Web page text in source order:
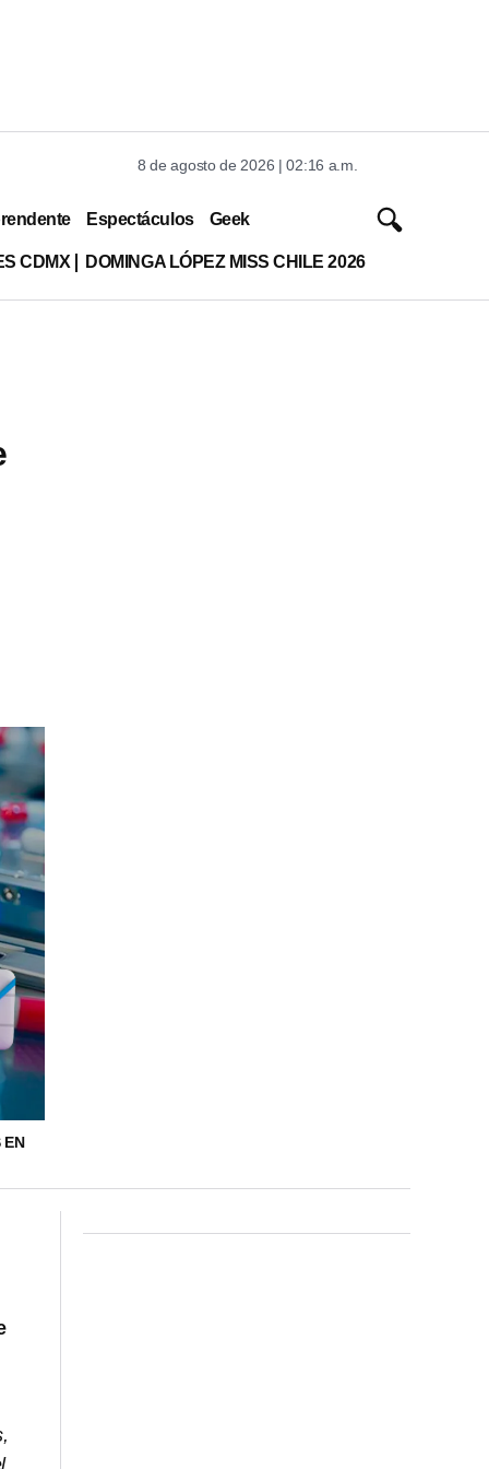
8 de agosto de 2026 | 02:16 a.m.
Espectáculos Geek
CDMX DOMINGA LÓPEZ MISS CHILE 2026
EN